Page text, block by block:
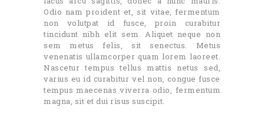
Odio nam proident et, sit vitae, fermentum
non volutpat id fusce, proin curabitur
tincidunt nibh elit sem. Aliquet neque non
sem metus felis, sit senectus. Metus
venenatis ullamcorper quam lorem laoreet.
Nascetur tempus tellus mattis netus sed,
varius eu id curabitur vel non, congue fusce
tempus maecenas viverra odio, fermentum
magna, sit et dui risus suscipit.